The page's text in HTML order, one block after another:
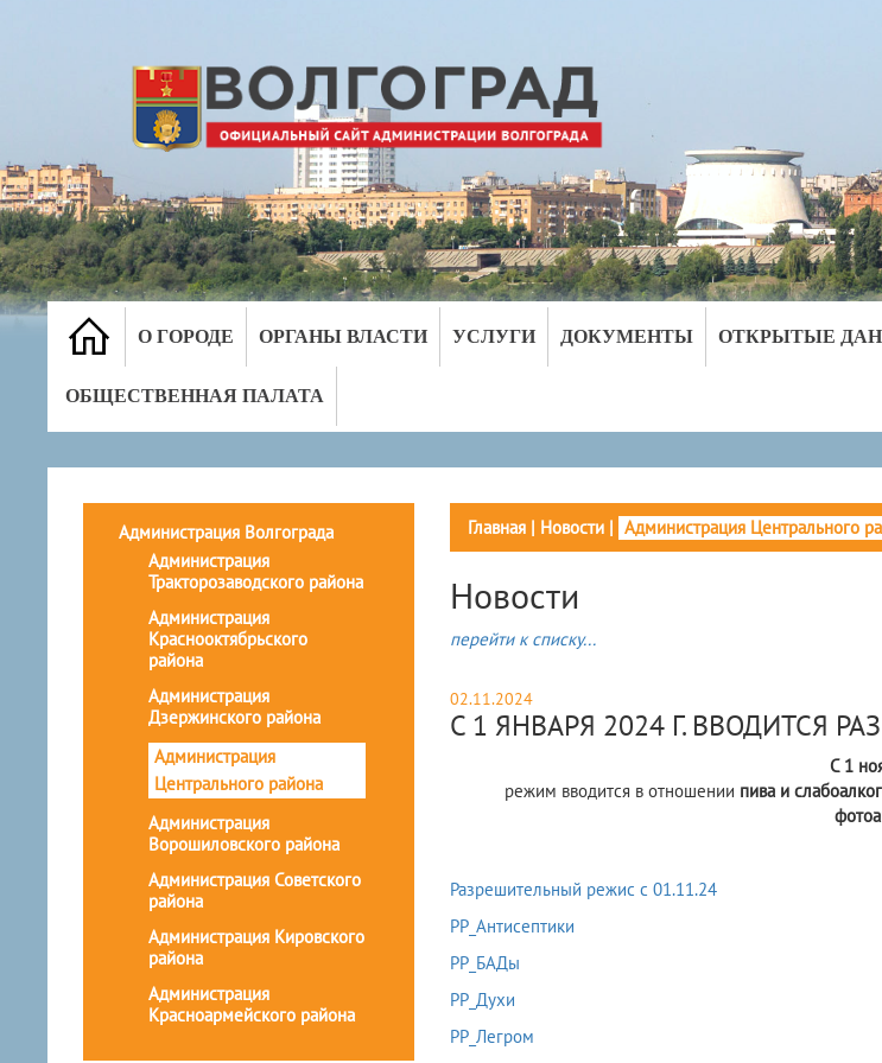
О ГОРОДЕ ОРГАНЫ ВЛАСТИ УСЛУГИ ДОКУМЕНТЫ ОТКРЫТЫЕ
ОБЩЕСТВЕННАЯ ПАЛАТА
Администрация Волгограда
Администрация
Тракторозаводского района
Администрация
Краснооктябрьского
района
Администрация
Дзержинского района
Администрация
Центрального района
Администрация
Ворошиловского района
Администрация Советского
района
Администрация Кировского
района
Администрация
Красноармейского района
Главная| Новости| Администрация Центрального
Новости
перейти к списку...
02.11.2024
С 1 ЯНВАРЯ 2024 Г. ВВОДИТСЯ
С 1
режим вводится в отношении пива и
Разрешительный режис с 01.11.24
РР_Антисептики
РР_БАДы
РР_Духи
РР_Легром